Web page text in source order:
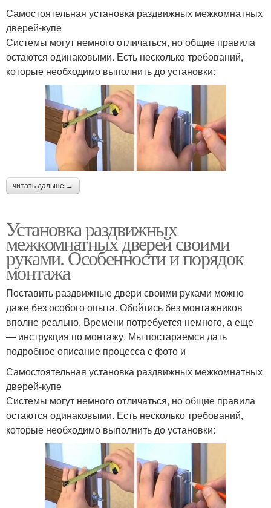
Самостоятельная установка раздвижных межкомнатных
дверей-купе
Системы могут немного отличаться, но общие правила
остаются одинаковыми. Есть несколько требований,
которые необходимо выполнить до установки:
читать дальше →
Установка раздвижных
межкомнатных дверей своими
руками. Особенности и порядок
монтажа
Поставить раздвижные двери своими руками можно
даже без особого опыта. Обойтись без монтажников
вполне реально. Времени потребуется немного, а еще
— инструкция по монтажу. Мы постараемся дать
подробное описание процесса с фото и
Самостоятельная установка раздвижных межкомнатных
дверей-купе
Системы могут немного отличаться, но общие правила
остаются одинаковыми. Есть несколько требований,
которые необходимо выполнить до установки: